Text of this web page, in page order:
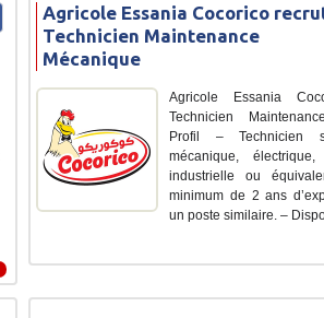
Agricole Essania Cocorico
Technicien Maintenance
Mécanique
Agricole Essania
Technicien
Profil – Technicien
mécanique, électrique,
industrielle ou
minimum de 2 ans
un poste similaire. –